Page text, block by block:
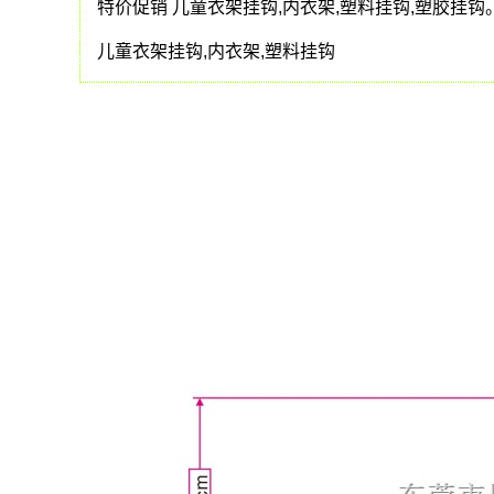
特价促销 儿童衣架挂钩,内衣架,塑料挂钩,塑胶挂钩
儿童衣架挂钩,内衣架,塑料挂钩